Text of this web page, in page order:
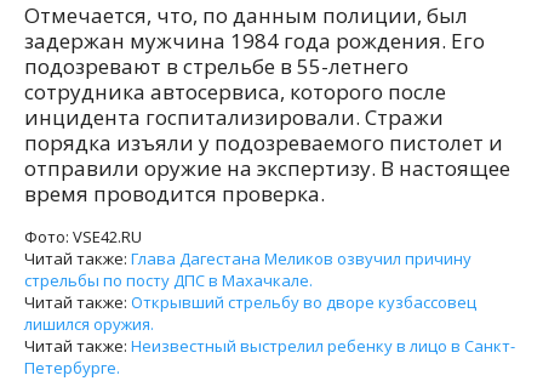
Отмечается, что, по данным полиции, был
задержан мужчина 1984 года рождения. Его
подозревают в стрельбе в 55-летнего
сотрудника автосервиса, которого после
инцидента госпитализировали. Стражи
порядка изъяли у подозреваемого пистолет и
отправили оружие на экспертизу. В настоящее
время проводится проверка.
Фото: VSE42.RU
Читай также: Глава Дагестана Меликов озвучил причину
стрельбы по посту ДПС в Махачкале.
Читай также: Открывший стрельбу во дворе кузбассовец
лишился оружия.
Читай также: Неизвестный выстрелил ребенку в лицо в Санкт-
Петербурге.